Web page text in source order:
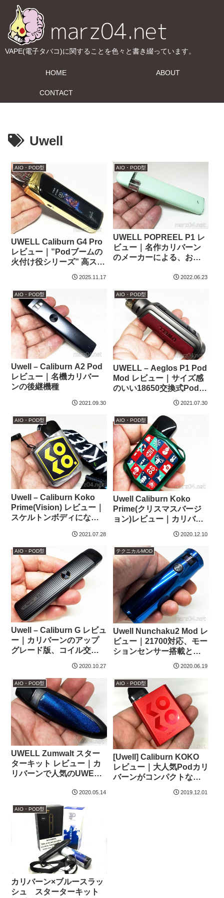
VAPE(電子タバコ)に関することを色々と書き綴っています。
HOME ABOUT
CONTACT
Uwell
AIO・POD型
UWELL Caliburn G4 Pro
レビュー｜”Podブームの
火付け役シリーズ” 高スペ
2025.11.17
AIO・POD型
UWELL POPREEL P1 レ
ビュー｜名作カリバーン
のメーカーによる、お手
2022.06.23
AIO・POD型
Uwell – Caliburn A2 Pod
レビュー｜名機カリバー
ンの後継機種
2021.09.30
AIO・POD型
UWELL – Aeglos P1 Pod
Mod レビュー｜サイズ感
のいい18650交換式Pod
2021.07.30
AIO・POD型
Uwell – Caliburn Koko
Prime(Vision) レビュー｜
スケルトンボディになっ
2021.07.28
AIO・POD型
Uwell Caliburn Koko
Prime(クリスマスバージ
ョン)レビュー｜カリバー
2020.12.10
AIO・POD型
Uwell – Caliburn G レビュ
ー｜カリバーンのアップ
グレード版、コイル交換
2020.10.27
テクニカルMOD
Uwell Nunchaku2 Mod レ
ビュー｜21700対応、モー
ションセンサー搭載とな
2020.06.19
AIO・POD型
UWELL Zumwalt スター
ターキット レビュー｜カ
リバーンで人気のUWELL
2020.05.14
AIO・POD型
[Uwell] Caliburn KOKO
レビュー｜大人気Podカリ
バーンがコンパクトなカ
2019.12.01
AIO・POD型
カリバーン×ブルースラッ
シュ スターターキット